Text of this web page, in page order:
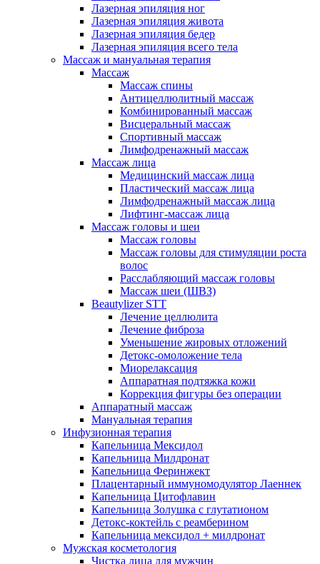
Лазерная эпиляция ног
Лазерная эпиляция живота
Лазерная эпиляция бедер
Лазерная эпиляция всего тела
Массаж и мануальная терапия
Массаж
Массаж спины
Антицеллюлитный массаж
Комбинированный массаж
Висцеральный массаж
Спортивный массаж
Лимфодренажный массаж
Массаж лица
Медицинский массаж лица
Пластический массаж лица
Лимфодренажный массаж лица
Лифтинг-массаж лица
Массаж головы и шеи
Массаж головы
Массаж головы для стимуляции роста
волос
Расслабляющий массаж головы
Массаж шеи (ШВЗ)
Beautylizer STT
Лечение целлюлита
Лечение фиброза
Уменьшение жировых отложений
Детокс-омоложение тела
Миорелаксация
Аппаратная подтяжка кожи
Коррекция фигуры без операции
Аппаратный массаж
Мануальная терапия
Инфузионная терапия
Капельница Мексидол
Капельница Милдронат
Капельница Феринжект
Плацентарный иммуномодулятор Лаеннек
Капельница Цитофлавин
Капельница Золушка с глутатионом
Детокс-коктейль с реамберином
Капельница мексидол + милдронат
Мужская косметология
Чистка лица для мужчин